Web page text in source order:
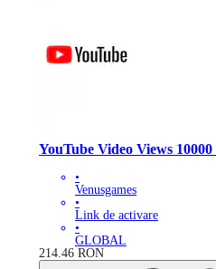
YouTube Video Views
•
Venusgames
•
Link de activare
•
GLOBAL
214.46 RON